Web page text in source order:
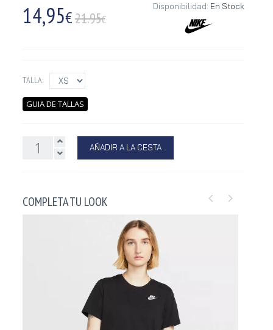
14,95€21.95€
Disponibilidad: En Stock
TALLA:
GUIA DE TALLAS
AÑADIR A LA CESTA
COMPLETA TU LOOK